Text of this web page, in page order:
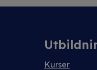
Kurser